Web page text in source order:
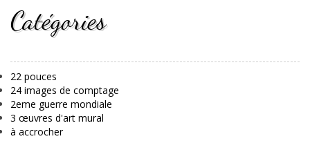
Catégories
22 pouces
24 images de comptage
2eme guerre mondiale
3 œuvres d'art mural
à accrocher